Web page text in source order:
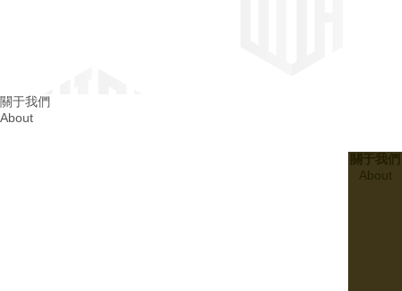
關于我們
About
關于我們
About